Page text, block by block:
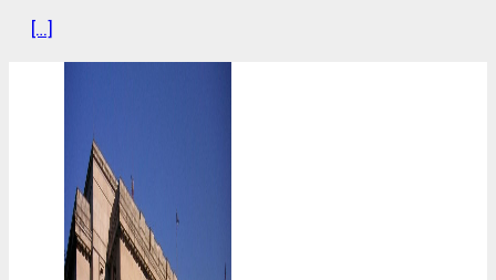
[…]